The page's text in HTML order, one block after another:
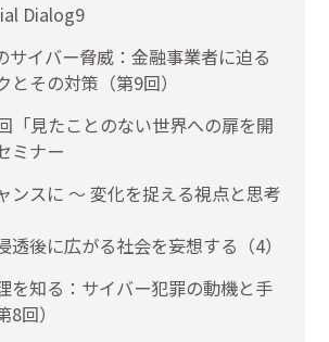
Dialog9
サイバー脅威：金融事業者に迫る
とその対策（第9回）
「見たことのない世界への扉を開
ミナー
ンスに 〜 変化を捉える視点と思考
透後に広がる社会を妄想する（4）
を知る：サイバー犯罪の動機と手
回）